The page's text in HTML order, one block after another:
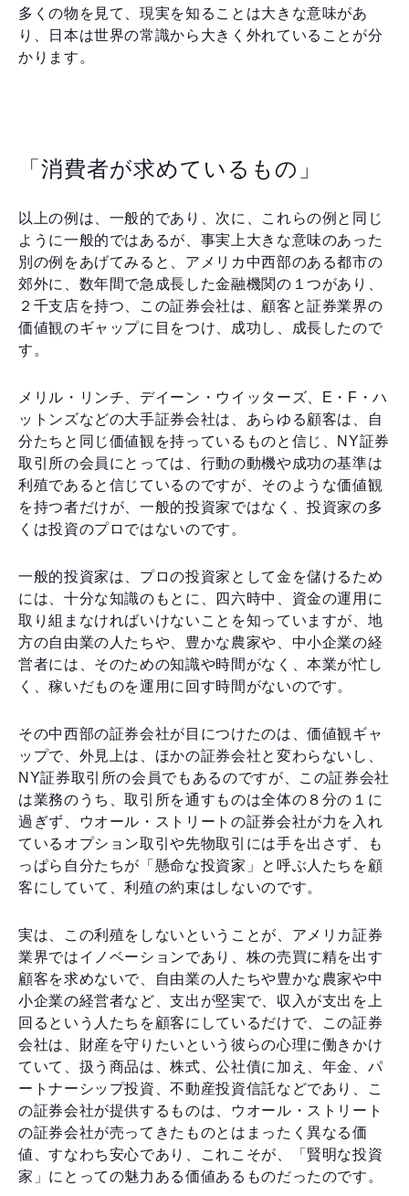
多くの物を見て、現実を知ることは大きな意味があ
り、日本は世界の常識から大きく外れていることが分
かります。
「消費者が求めているもの」
以上の例は、一般的であり、次に、これらの例と同じ
ように一般的ではあるが、事実上大きな意味のあった
別の例をあげてみると、アメリカ中西部のある都市の
郊外に、数年間で急成長した金融機関の１つがあり、
２千支店を持つ、この証券会社は、顧客と証券業界の
価値観のギャップに目をつけ、成功し、成長したので
す。
メリル・リンチ、デイーン・ウイッターズ、E・F・ハ
ットンズなどの大手証券会社は、あらゆる顧客は、自
分たちと同じ価値観を持っているものと信じ、NY証券
取引所の会員にとっては、行動の動機や成功の基準は
利殖であると信じているのですが、そのような価値観
を持つ者だけが、一般的投資家ではなく、投資家の多
くは投資のプロではないのです。
一般的投資家は、プロの投資家として金を儲けるため
には、十分な知識のもとに、四六時中、資金の運用に
取り組まなければいけないことを知っていますが、地
方の自由業の人たちや、豊かな農家や、中小企業の経
営者には、そのための知識や時間がなく、本業が忙し
く、稼いだものを運用に回す時間がないのです。
その中西部の証券会社が目につけたのは、価値観ギャ
ップで、外見上は、ほかの証券会社と変わらないし、
NY証券取引所の会員でもあるのですが、この証券会社
は業務のうち、取引所を通すものは全体の８分の１に
過ぎず、ウオール・ストリートの証券会社が力を入れ
ているオプション取引や先物取引には手を出さず、も
っぱら自分たちが「懸命な投資家」と呼ぶ人たちを顧
客にしていて、利殖の約束はしないのです。
実は、この利殖をしないということが、アメリカ証券
業界ではイノベーションであり、株の売買に精を出す
顧客を求めないで、自由業の人たちや豊かな農家や中
小企業の経営者など、支出が堅実で、収入が支出を上
回るという人たちを顧客にしているだけで、この証券
会社は、財産を守りたいという彼らの心理に働きかけ
ていて、扱う商品は、株式、公社債に加え、年金、パ
ートナーシップ投資、不動産投資信託などであり、こ
の証券会社が提供するものは、ウオール・ストリート
の証券会社が売ってきたものとはまったく異なる価
値、すなわち安心であり、これこそが、「賢明な投資
家」にとっての魅力ある価値あるものだったのです。